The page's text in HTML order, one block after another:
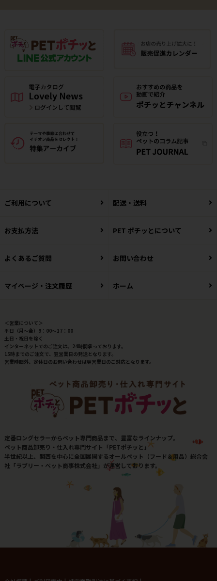
ご利用について 配送・送料
お支払方法 PET ポチッとについて
よくあるご質問 お問い合わせ
マイページ・注文履歴 ホーム
＜営業について＞
平日（月～金）9：00～17：00
土日・祝日を除く
インターネットでのご注文は、24時間承っております。
15時までのご注文で、翌営業日の発送となります。
営業時間外、定休日のお問い合わせは翌営業日のご対応となります。
定番ロングセラーからペット専門商品まで、豊富なラインナップ。
ペット商品卸売り・仕入れ専門サイト「PETポチッと」
半世紀以上、関西を中心に全国展開するオールペット（フード＆用品）総合会
社「ラブリー・ペット商事株式会社」が運営しております。